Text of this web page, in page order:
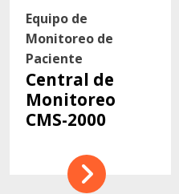
Equipo de
Monitoreo de
Paciente
Central de
Monitoreo
CMS-2000